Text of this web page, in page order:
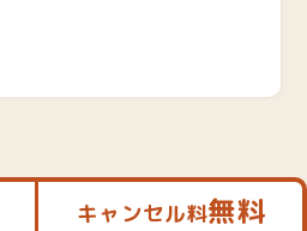
キャンセル料無料